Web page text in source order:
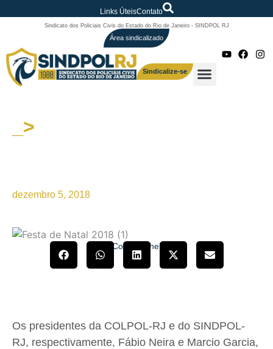
Links ÚteisContato
Sindicato dos Policiais Civis do Estado do Rio de Janeiro - SINDPOL RJ
Área sindicalizado
Sindicalize-se
_>
dezembro 5, 2018
Compartilhe!
Os presidentes da COLPOL-RJ e do SINDPOL-
RJ, respectivamente, Fábio Neira e Marcio Garcia,